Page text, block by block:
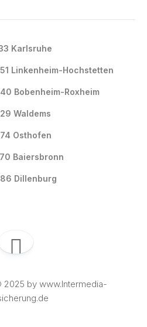
Karlsruhe
Linkenheim-Hochstetten
Bobenheim-Roxheim
Waldems
Osthofen
Baiersbronn
Dillenburg
2025 by www.Intermedia-